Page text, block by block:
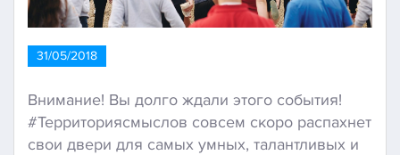
31/05/2018
Внимание! Вы долго ждали этого события!
#Территориясмыслов cовсем скоро распахнет
свои двери для самых умных, талантливых и